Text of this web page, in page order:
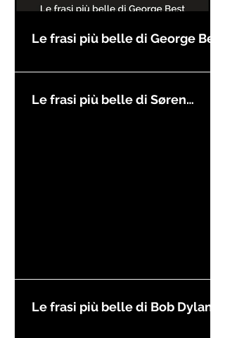
Le frasi più belle di George Best
Le frasi più belle di Søren
Le frasi più belle di Bob Dylan